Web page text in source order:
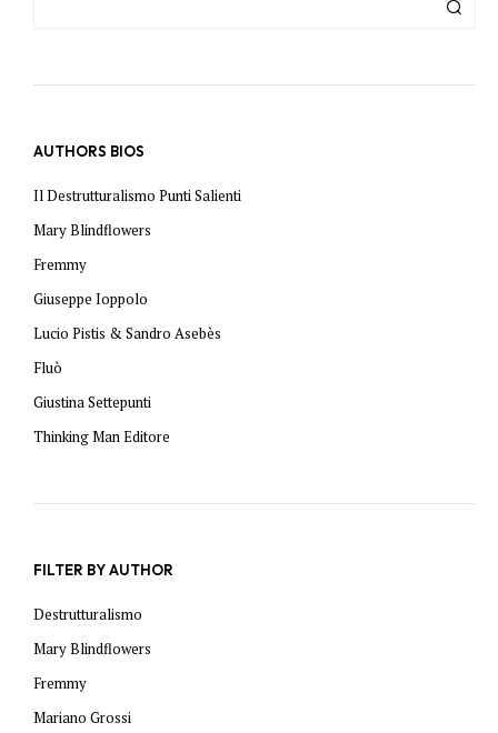
AUTHORS BIOS
Il Destrutturalismo Punti Salienti
Mary Blindflowers
Fremmy
Giuseppe Ioppolo
Lucio Pistis & Sandro Asebès
Fluò
Giustina Settepunti
Thinking Man Editore
FILTER BY AUTHOR
Destrutturalismo
Mary Blindflowers
Fremmy
Mariano Grossi